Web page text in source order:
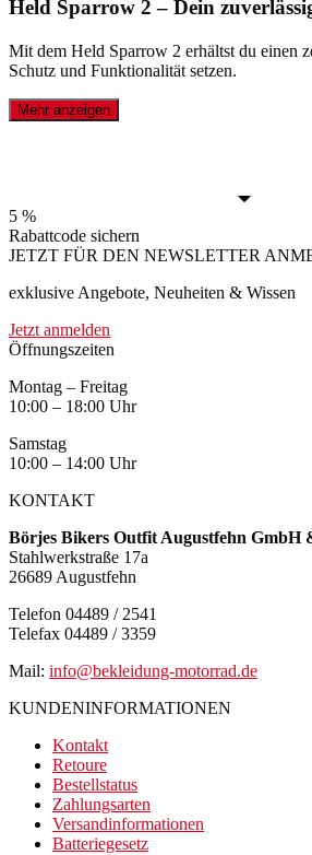
Held Sparrow 2 – Dein
Mit dem Held Sparrow 2 erhältst du einen
Schutz und Funktionalität setzen.
Mehr anzeigen
5 %
Rabattcode sichern
JETZT FÜR DEN NEWSLETTER
exklusive Angebote, Neuheiten & Wissen
Jetzt anmelden
Öffnungszeiten
Montag – Freitag
10:00 – 18:00 Uhr
Samstag
10:00 – 14:00 Uhr
KONTAKT
Börjes Bikers Outfit Augustfehn GmbH
Stahlwerkstraße 17a
26689 Augustfehn
Telefon 04489 / 2541
Telefax 04489 / 3359
Mail: info@bekleidung-motorrad.de
KUNDENINFORMATIONEN
Kontakt
Retoure
Bestellstatus
Zahlungsarten
Versandinformationen
Batteriegesetz